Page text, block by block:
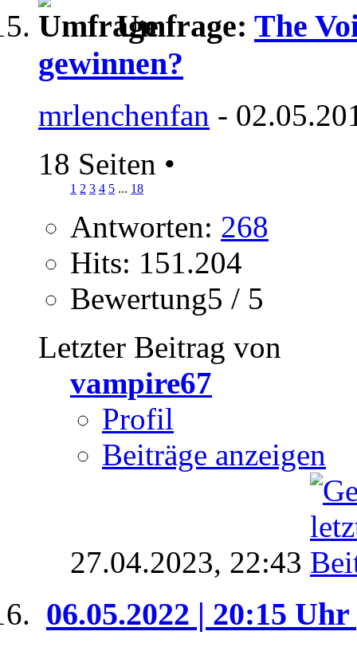
Umfrage: The
gewinnen?
mrlenchenfan -
18 Seiten •
1 2 3 4 5 ... 18
Antworten: 268
Hits: 151.204
Bewertung5 / 5
Letzter Beitrag von
vampire67
Profil
Beiträge anzeigen
27.04.2023, 22:43
06.05.2022 | 20:15